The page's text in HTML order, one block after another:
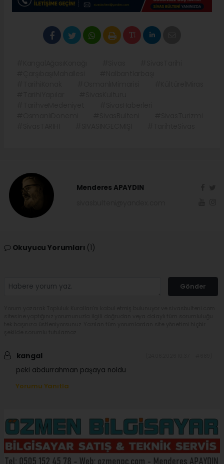
Menderes APAYDIN
Okuyucu Yorumları (1)
Gönder
kangal
peki abdurrahman paşaya noldu
Yorumu Yanıtla